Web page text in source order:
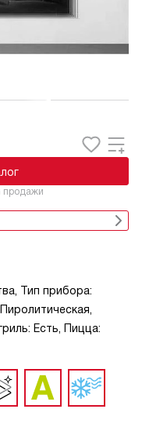
продажи
Тип прибора:
Есть, Пицца: